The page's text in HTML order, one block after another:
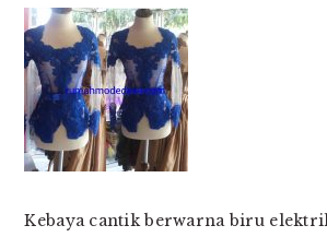
Kebaya cantik berwarna biru